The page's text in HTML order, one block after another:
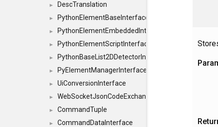
► DescTranslation
► PythonElementBaseInterface
► PythonElementEmbeddedInterface
► PythonElementScriptInterface
► PythonBaseList2DDetectorInterface
► PyElementManagerInterface
► UiConversionInterface
► WebSocketJsonCodeExchangerInterface
► CommandTuple
► CommandDataInterface